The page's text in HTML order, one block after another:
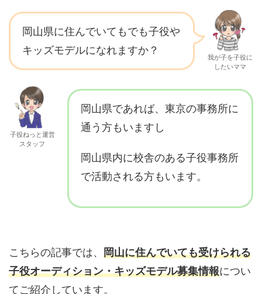
岡山県に住んでいてもでも子役や
キッズモデルになれますか？
我が子を子役に
したいママ
子役ねっと運営
スタッフ
岡山県であれば、東京の事務所に
通う方もいますし
岡山県内に校舎のある子役事務所
で活動される方もいます。
こちらの記事では、 岡山に住んでいても受けられる
子役オーディション・キッズモデル募集情報につい
てご紹介しています。